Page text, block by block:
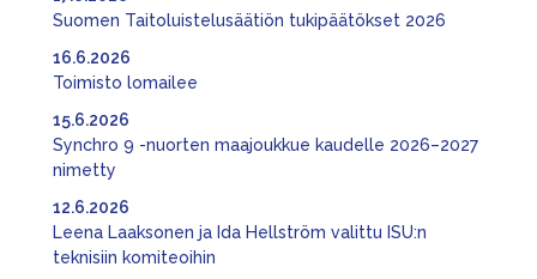
Suomen Taitoluistelusäätiön tukipäätökset 2026
Toimisto lomailee
16.6.2026
Synchro 9 -nuorten maajoukkue kaudelle 2026–2027
nimetty
15.6.2026
Leena Laaksonen ja Ida Hellström valittu ISU:n
teknisiin komiteoihin
12.6.2026